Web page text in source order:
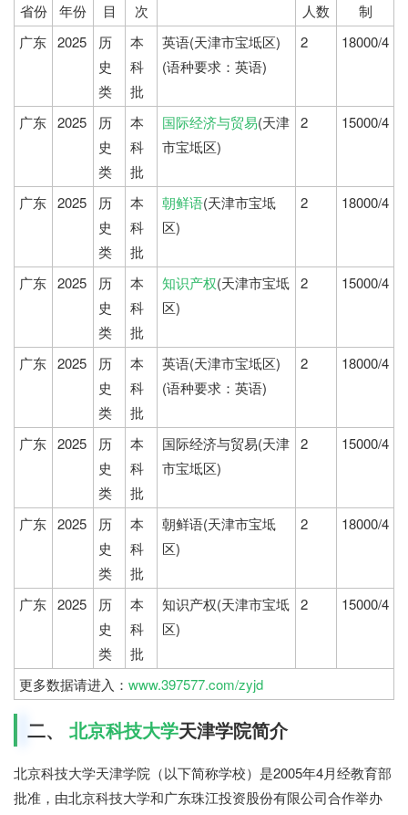
省份
年份
目
次
人数
制
广东 2025
历
史
类
本
科
批
英语(天津市宝坻区)
(语种要求：英语)
2 18000/4
广东 2025
历
史
类
本
科
批
国际经济与贸易(天津
市宝坻区)
2 15000/4
广东 2025
历
史
类
本
科
批
朝鲜语(天津市宝坻
区)
2 18000/4
广东 2025
历
史
类
本
科
批
知识产权(天津市宝坻
区)
2 15000/4
广东 2025
历
史
类
本
科
批
英语(天津市宝坻区)
(语种要求：英语)
2 18000/4
广东 2025
历
史
类
本
科
批
国际经济与贸易(天津
市宝坻区)
2 15000/4
广东 2025
历
史
类
本
科
批
朝鲜语(天津市宝坻
区)
2 18000/4
广东 2025
历
史
类
本
科
批
知识产权(天津市宝坻
区)
2 15000/4
更多数据请进入： www.397577.com/zyjd
二、 北京科技大学天津学院简介
北京科技大学天津学院（以下简称学校）是2005年4月经教育部
批准，由北京科技大学和广东珠江投资股份有限公司合作举办